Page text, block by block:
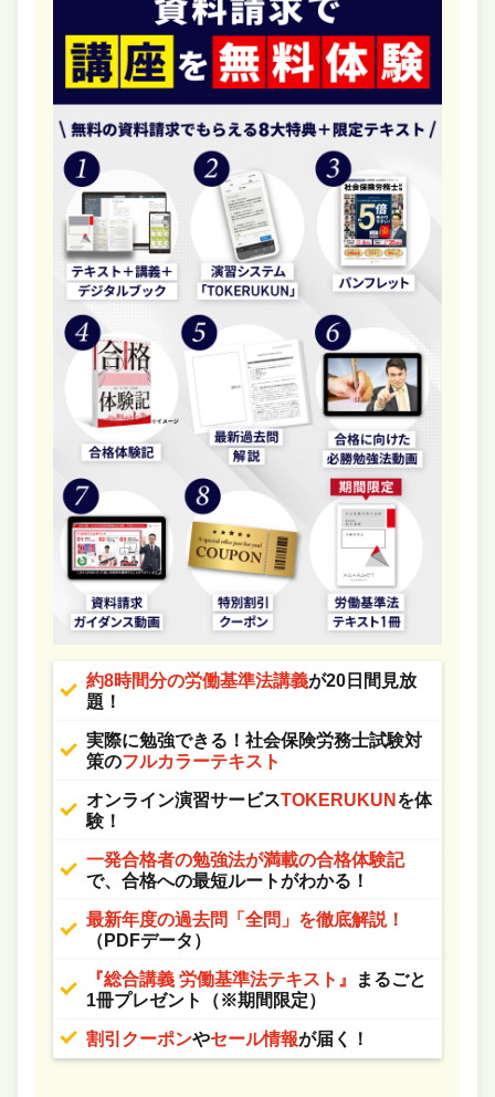
約8時間分の労働基準法講義が20日間見放
題！
実際に勉強できる！社会保険労務士試験対
策のフルカラーテキスト
オンライン演習サービスTOKERUKUN を体
験！
一発合格者の勉強法が満載の合格体験記
で、合格への最短ルートがわかる！
最新年度の過去問「全問」を徹底解説！
（PDFデータ）
『総合講義 労働基準法テキスト』
まるごと
1冊プレゼント（※期間限定）
割引クーポンやセール情報が届く！